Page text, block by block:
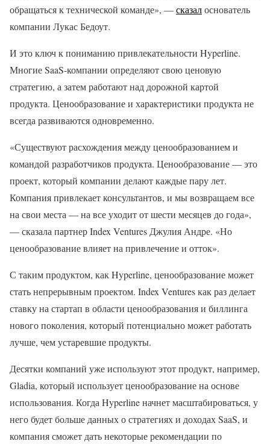
обращаться к технической команде», —сказалоснователь
компании Лукас Бедоут.
И это ключ к пониманию привлекательности Hyperline.
Многие SaaS-компании определяют свою ценовую
стратегию, а затем работают над дорожной картой
продукта. Ценообразование и характеристики продукта не
всегда развиваются одновременно.
«Существуют расхождения между ценообразованием и
командой разработчиков продукта. Ценообразование — это
проект, который компании делают каждые пару лет.
Компания привлекает консультантов, и мы возвращаем все
на свои места — на все уходит от шести месяцев до года»,
— сказала партнер Index Ventures Джулия Андре. «Но
ценообразование влияет на привлечение и отток».
С таким продуктом, как Hyperline, ценообразование может
стать непрерывным проектом. Index Ventures как раз делает
ставку на стартап в области ценообразования и биллинга
нового поколения, который потенциально может работать
лучше, чем устаревшие продукты.
Десятки компаний уже используют этот продукт, например,
Gladia, который использует ценообразование на основе
использования. Когда Hyperline начнет масштабироваться, у
него будет больше данных о стратегиях и доходах SaaS, и
компания сможет дать некоторые рекомендации по